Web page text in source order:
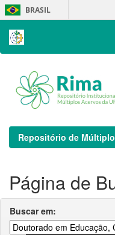
Skip
navigation
BRASIL
Repositório de
Página de
Buscar em: